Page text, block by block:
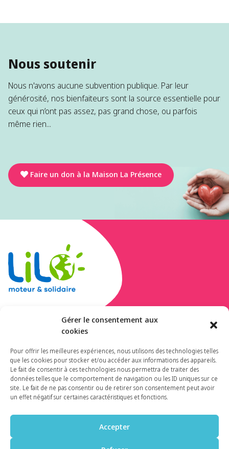
Gérer le consentement aux
cookies
Pour offrir les meilleures expériences, nous utilisons des technologies telles
que les cookies pour stocker et/ou accéder aux informations des appareils.
Le fait de consentir à ces technologies nous permettra de traiter des
données telles que le comportement de navigation ou les ID uniques sur ce
site. Le fait de ne pas consentir ou de retirer son consentement peut avoir
un effet négatif sur certaines caractéristiques et fonctions.
Accepter
Nous soutenir
Nous n'avons aucune subvention publique. Par leur
générosité, nos bienfaiteurs sont la source essentielle pour
ceux qui n’ont pas assez, pas grand chose, ou parfois
même rien...
Faire un don à la Maison La Présence
Donnez-nous vos
gouttes sur Lilo !
Un moteur de recherche 100 %
français, éthique et solidaire